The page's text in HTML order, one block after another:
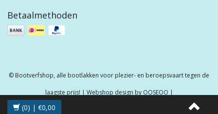
Betaalmethoden
© Bootverfshop, alle bootlakken voor plezier- en beroepsvaart tegen de
laagste prijs! | Webshop design by OOSEOO |
(0) | €0,00